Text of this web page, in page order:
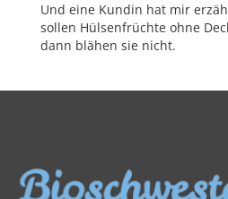
Und eine Kundin hat mir
sollen Hülsenfrüchte ohne
dann blähen sie nicht.